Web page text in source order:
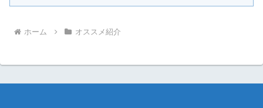
ホーム オススメ紹介